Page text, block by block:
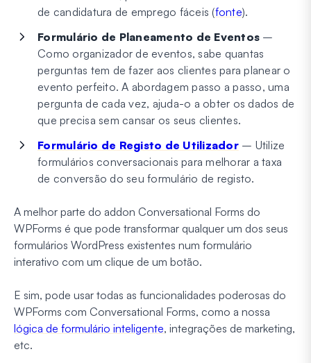
de candidatura de emprego fáceis (fonte).
Formulário de Planeamento de Eventos –
Como organizador de eventos, sabe quantas
perguntas tem de fazer aos clientes para planear o
evento perfeito. A abordagem passo a passo, uma
pergunta de cada vez, ajuda-o a obter os dados de
que precisa sem cansar os seus clientes.
Formulário de Registo de Utilizador– Utilize
formulários conversacionais para melhorar a taxa
de conversão do seu formulário de registo.
A melhor parte do addon Conversational Forms do
WPForms é que pode transformar qualquer um dos seus
formulários WordPress existentes num formulário
interativo com um clique de um botão.
E sim, pode usar todas as funcionalidades poderosas do
WPForms com Conversational Forms, como a nossa
lógica de formulário inteligente, integrações de marketing,
etc.